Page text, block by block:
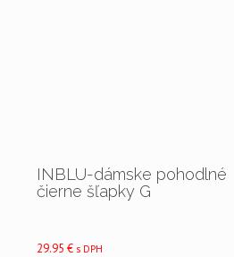
INBLU-dámske pohodlné
čierne šľapky G
29.95 € s DPH